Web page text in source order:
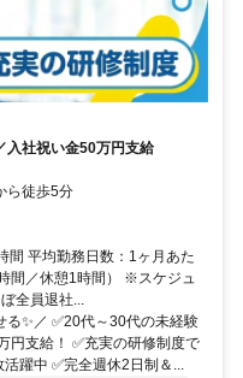
入社祝い金50万円支給
ら徒歩5分
間 平均勤務日数：1ヶ月あた
間／休憩1時間） ※スケジュ
全員退社...
✨／ ✅20代～30代の未経験
円支給！ ✅充実の研修制度で
躍中 ✅完全週休2日制＆...